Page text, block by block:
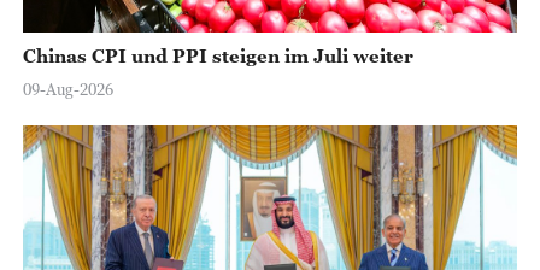
Chinas CPI und PPI steigen im Juli weiter
09-Aug-2026